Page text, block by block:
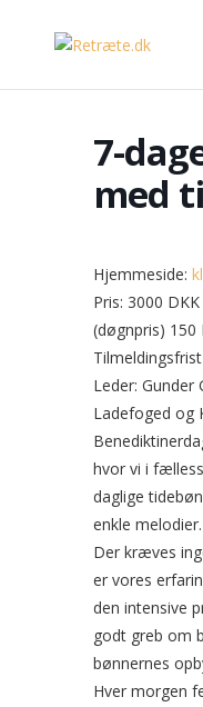
7-
med
Hjemmeside:
Pris: 3000
(døgnpris) 150
Leder: Gunder
Ladefoged og
hvor vi i
daglige
enkle melodier.
Der kræves
er vores
den intensive
godt greb om
bønnernes
Hver morgen